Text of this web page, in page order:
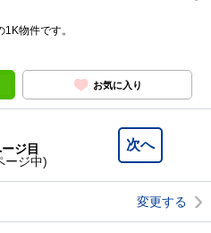
物件です。
お気に入り
次へ
ジ目
ージ中)
変更する